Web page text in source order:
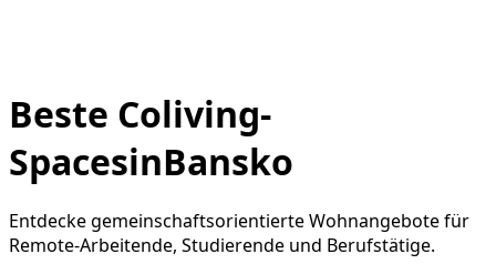
Beste Coliving-
SpacesinBansko
Entdecke gemeinschaftsorientierte Wohnangebote für
Remote-Arbeitende, Studierende und Berufstätige.